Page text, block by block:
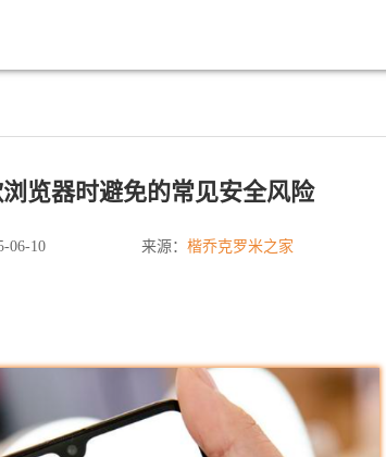
览器时避免的常见安全风险
06-10 来源： 楷乔克罗米之家